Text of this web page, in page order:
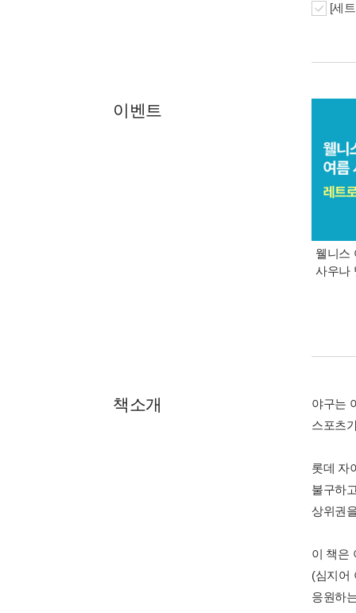
[세
이벤트
웰니스
사우나
책소개
야구는
스포츠
롯데 자
불구하
상위권
이 책은
(심지어
응원하